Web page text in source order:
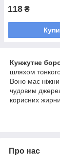
118 ₴
Кунжутне
шляхом
Воно має
чудовим
корисних
кісток і зубів;
Про нас